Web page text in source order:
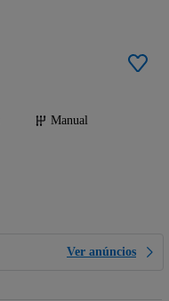
Manual
Ver anúncios